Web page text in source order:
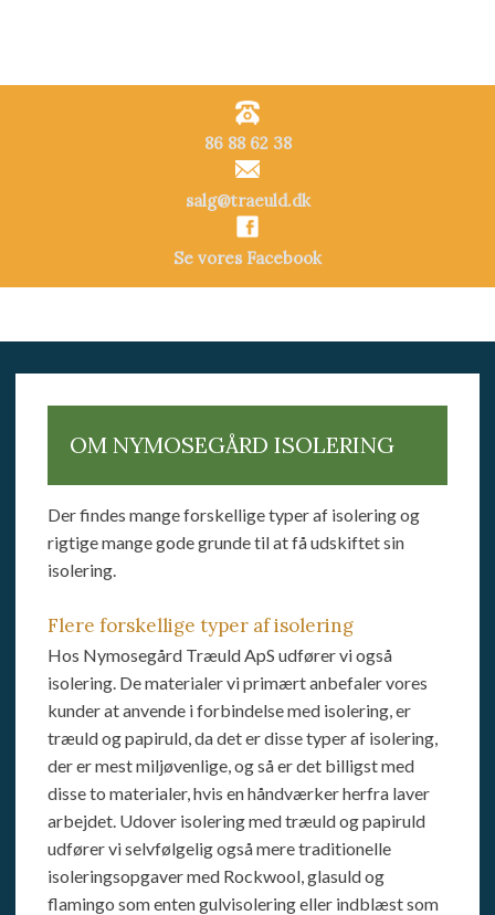
​86 88 62 38​​
salg@traeuld.dk
Se vores Facebook
OM NYMOSEGÅRD ISOLERING
Der findes mange forskellige typer af isolering og
rigtige mange gode grunde til at få udskiftet sin
isolering.
Flere forskellige typer af isolering
Hos Nymosegård Træuld ApS udfører vi også
isolering. De materialer vi primært anbefaler vores
kunder at anvende i forbindelse med isolering, er
træuld og papiruld, da det er disse typer af isolering,
der er mest miljøvenlige, og så er det billigst med
disse to materialer, hvis en håndværker herfra laver
arbejdet. Udover isolering med træuld og papiruld
udfører vi selvfølgelig også mere traditionelle
isoleringsopgaver med Rockwool, glasuld og
flamingo som enten gulvisolering eller indblæst som